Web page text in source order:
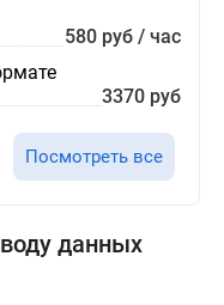
580 руб / час
3370 руб
Посмотреть все
данных